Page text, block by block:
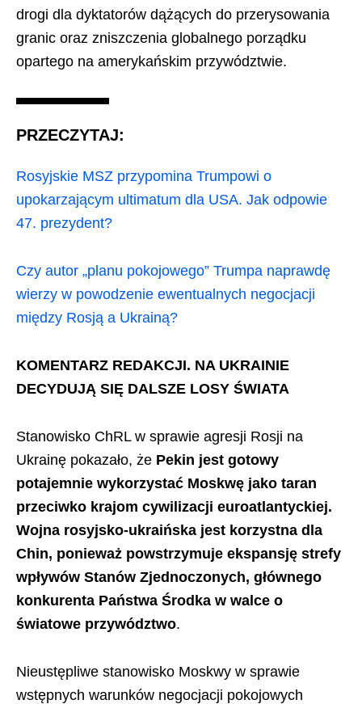
drogi dla dyktatorów dążących do przerysowania
granic oraz zniszczenia globalnego porządku
opartego na amerykańskim przywództwie.
PRZECZYTAJ:
Rosyjskie MSZ przypomina Trumpowi o
upokarzającym ultimatum dla USA. Jak odpowie
47. prezydent?
Czy autor „planu pokojowego” Trumpa naprawdę
wierzy w powodzenie ewentualnych negocjacji
między Rosją a Ukrainą?
KOMENTARZ REDAKCJI. NA UKRAINIE
DECYDUJĄ SIĘ DALSZE LOSY ŚWIATA
Stanowisko ChRL w sprawie agresji Rosji na
Ukrainę pokazało, że Pekin jest gotowy
potajemnie wykorzystać Moskwę jako taran
przeciwko krajom cywilizacji euroatlantyckiej.
Wojna rosyjsko-ukraińska jest korzystna dla
Chin, ponieważ powstrzymuje ekspansję strefy
wpływów Stanów Zjednoczonych, głównego
konkurenta Państwa Środka w walce o
światowe przywództwo.
Nieustępliwe stanowisko Moskwy w sprawie
wstępnych warunków negocjacji pokojowych